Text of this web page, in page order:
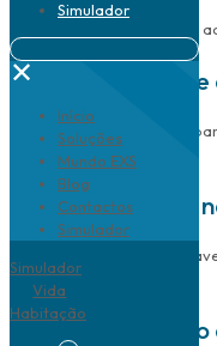
Simulador
✕
Início
Soluções
Mundo EXS
Blog
Contactos
Simulador
Simulador
Vida
Habitação
Capital e coberturas
Proteção que
vida.
Flexibilidade
Soluções
orçamento.
Complemento